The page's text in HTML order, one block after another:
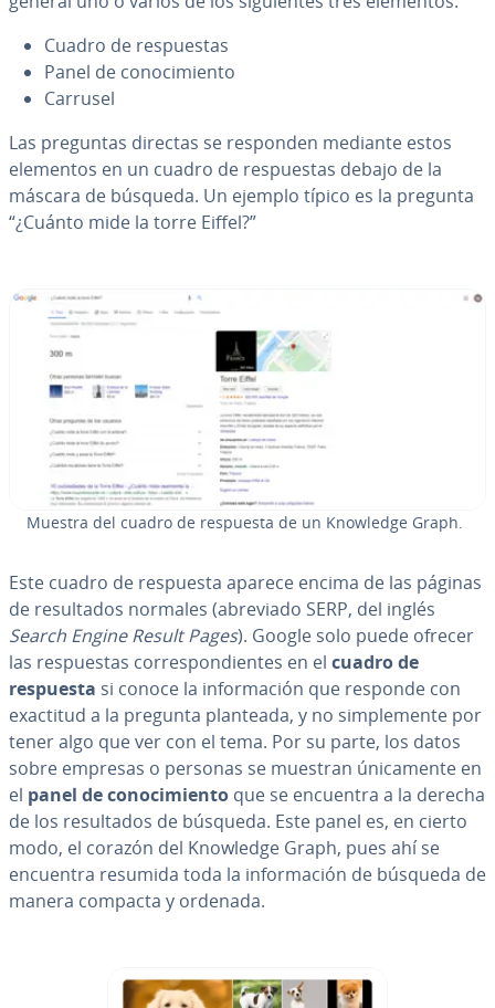
Cuadro de re­s­pue­s­tas
Panel de co­no­ci­mie­n­to
Carrusel
Las preguntas directas se responden mediante estos
elementos en un cuadro de re­s­pue­s­tas debajo de la
máscara de búsqueda. Un ejemplo típico es la pregunta
“¿Cuánto mide la torre Eiffel?”
Muestra del cuadro de respuesta de un Knowledge Graph.
Este cuadro de respuesta aparece encima de las páginas
de re­su­l­ta­dos normales (abreviado SERP, del inglés
Search Engine Result Pages). Google solo puede ofrecer
las re­s­pue­s­tas co­rre­s­po­n­die­n­tes en el cuadro de
respuesta si conoce la in­fo­r­ma­ción que responde con
exactitud a la pregunta planteada, y no si­m­ple­me­n­te por
tener algo que ver con el tema. Por su parte, los datos
sobre empresas o personas se muestran úni­ca­me­n­te en
el panel de co­no­ci­mie­n­to que se encuentra a la derecha
de los re­su­l­ta­dos de búsqueda. Este panel es, en cierto
modo, el corazón del Knowledge Graph, pues ahí se
encuentra resumida toda la in­fo­r­ma­ción de búsqueda de
manera compacta y ordenada.